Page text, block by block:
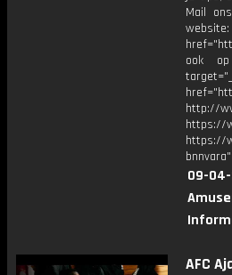
Mail
ook
http://
https://
https://
09-04-
AFC